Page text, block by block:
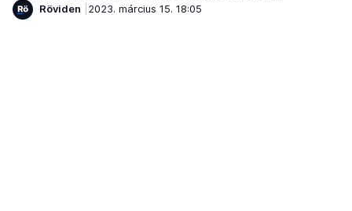
Röviden
2023. március 15. 18:05